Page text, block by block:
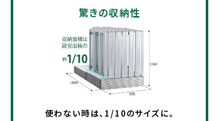
驚きの収納性​​
使わない時は、1/10のサイズに。